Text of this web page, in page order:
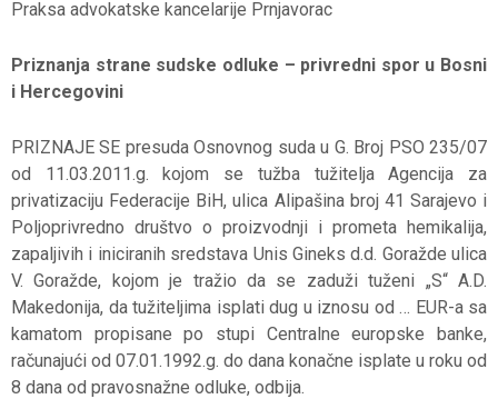
Praksa advokatske kancelarije Prnjavorac
Priznanja strane sudske odluke – privredni spor u Bosni
i Hercegovini
PRIZNAJE SE presuda Osnovnog suda u G. Broj PSO 235/07
od 11.03.2011.g. kojom se tužba tužitelja Agencija za
privatizaciju Federacije BiH, ulica Alipašina broj 41 Sarajevo i
Poljoprivredno društvo o proizvodnji i prometa hemikalija,
zapaljivih i iniciranih sredstava Unis Gineks d.d. Goražde ulica
V. Goražde, kojom je tražio da se zaduži tuženi „S“ A.D.
Makedonija, da tužiteljima isplati dug u iznosu od … EUR-a sa
kamatom propisane po stupi Centralne europske banke,
računajući od 07.01.1992.g. do dana konačne isplate u roku od
8 dana od pravosnažne odluke, odbija.